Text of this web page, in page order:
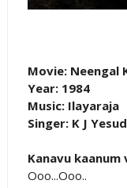
Movie: Neengal
Year: 1984
Music: Ilayaraja
Singer: K J
Kanavu kaanum
Ooo...Ooo..